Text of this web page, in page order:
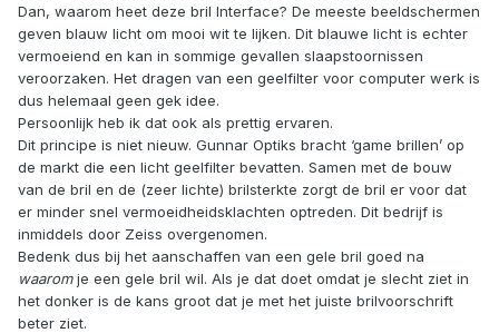
Dan, waarom heet deze bril Interface? De meeste beeldschermen
geven blauw licht om mooi wit te lijken. Dit blauwe licht is echter
vermoeiend en kan in sommige gevallen slaapstoornissen
veroorzaken. Het dragen van een geelfilter voor computer werk is
dus helemaal geen gek idee.
Persoonlijk heb ik dat ook als prettig ervaren.
Dit principe is niet nieuw. Gunnar Optiks bracht ‘game brillen’ op
de markt die een licht geelfilter bevatten. Samen met de bouw
van de bril en de (zeer lichte) brilsterkte zorgt de bril er voor dat
er minder snel vermoeidheidsklachten optreden. Dit bedrijf is
inmiddels door Zeiss overgenomen.
Bedenk dus bij het aanschaffen van een gele bril goed na
waaromje een gele bril wil. Als je dat doet omdat je slecht ziet in
het donker is de kans groot dat je met het juiste brilvoorschrift
beter ziet.